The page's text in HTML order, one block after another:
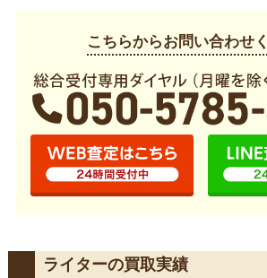
こちらからお問い合わせ
ライターの買取実績